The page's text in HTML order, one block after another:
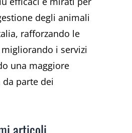
degli animali
rafforzando le
i servizi
una maggiore
parte dei